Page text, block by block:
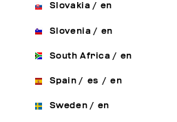
Slovakia / en
Slovenia / en
South Africa / en
Spain / es / en
Sweden / en